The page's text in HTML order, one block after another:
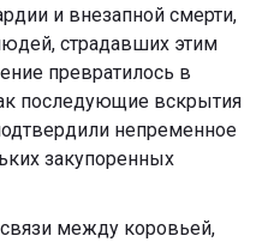
и внезапной смерти,
страдавших этим
превратилось в
последующие вскрытия
непременное
закупоренных
между коровьей,